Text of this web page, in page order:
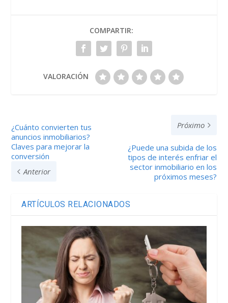
COMPARTIR:
VALORACIÓN
¿Cuánto convierten tus
anuncios inmobiliarios?
Claves para mejorar la
conversión
Anterior
Próximo
¿Puede una subida de los
tipos de interés enfriar el
sector inmobiliario en los
próximos meses?
ARTÍCULOS RELACIONADOS